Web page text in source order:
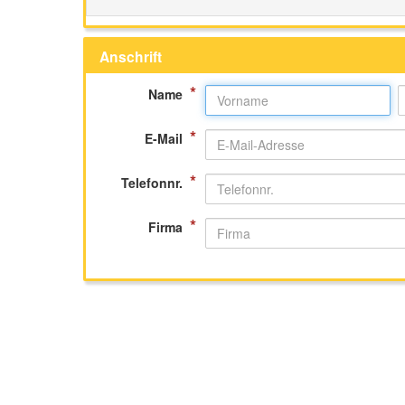
Anschrift
Name *
E-Mail *
Telefonnr. *
Firma *